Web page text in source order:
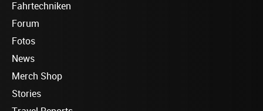
Fahrtechniken
Forum
Fotos
News
Merch Shop
Stories